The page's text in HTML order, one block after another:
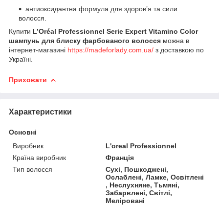
антиоксидантна формула для здоров’я та сили
волосся.
Купити L’Oréal Professionnel Serie Expert Vitamino Color
шампунь для блиску фарбованого волосся можна в
інтернет-магазині https://madeforlady.com.ua/ з доставкою по
Україні.
Приховати
Характеристики
Основні
Виробник
L'oreal Professionnel
Країна виробник
Франція
Тип волосся
Сухі, Пошкоджені,
Ослаблені, Ламке, Освітлені
, Неслухняне, Тьмяні,
Забарвлені, Світлі,
Меліровані